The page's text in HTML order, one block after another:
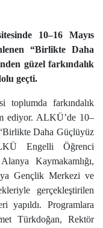
10–16 Mayıs
“Birlikte Daha
güzel farkındalık
geçti.
toplumda farkındalık
ediyor. ALKÜ’de 10–
Daha Güçlüyüz
Engelli Öğrenci
Kaymakamlığı,
Gençlik Merkezi ve
gerçekleştirilen
yapıldı. Programlara
Türkdoğan, Rektör